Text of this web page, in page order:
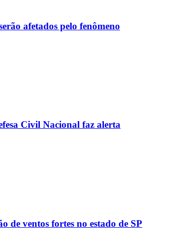
afetados pelo fenômeno
Civil Nacional faz alerta
de ventos fortes no estado de SP